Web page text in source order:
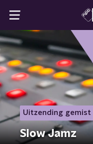
Uitzending gemist
Slow Jamz